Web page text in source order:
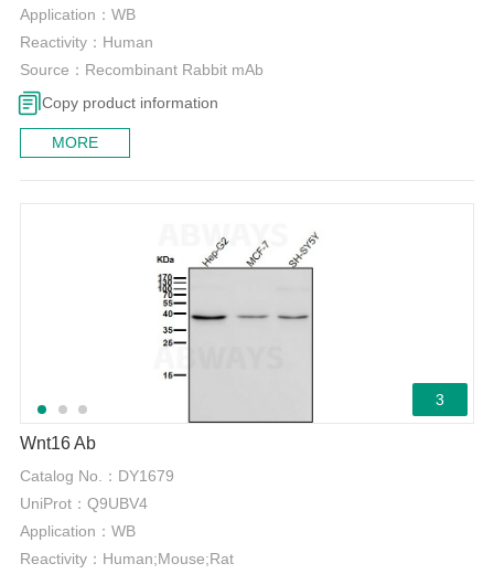
Application： WB
Reactivity： Human
Source： Recombinant Rabbit mAb
Copy product information
MORE
3
Wnt16 Ab
Catalog No.： DY1679
UniProt： Q9UBV4
Application： WB
Reactivity： Human;Mouse;Rat